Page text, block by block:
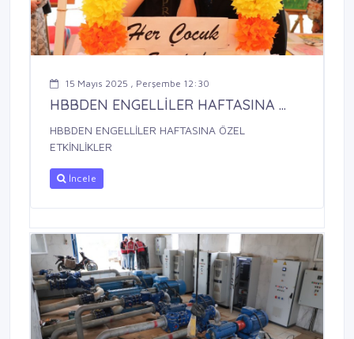
15 Mayıs 2025 , Perşembe 12:30
HBBDEN ENGELLİLER HAFTASINA ...
HBBDEN ENGELLİLER HAFTASINA ÖZEL
ETKİNLİKLER
İncele